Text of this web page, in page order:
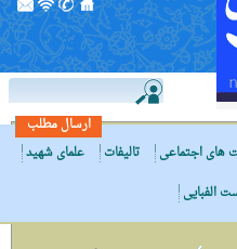
ارسال مطلب
های اجتماعی تالیفات
علمای شهید
الفبایی